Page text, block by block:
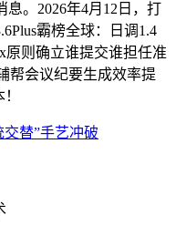
息。2026年4月12日，打
霸榜全球：日调1.4
原则确立谁提交谁担任准
帮会议纪要生成效率提
交替”手艺冲破